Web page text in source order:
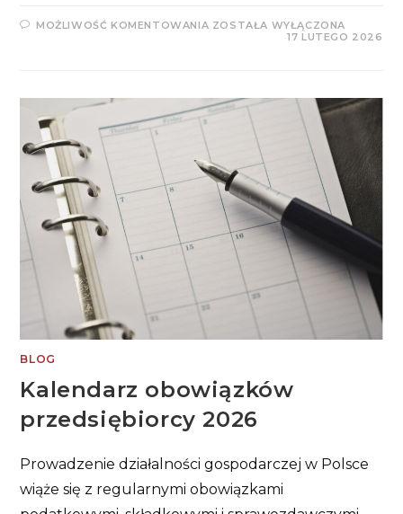
MOŻLIWOŚĆ KOMENTOWANIA ROZLICZENIA
ZAGRANICZNE
CO
WARTO
WIEDZIEĆ?
ZOSTAŁA WYŁĄCZONA
17 LUTEGO 2026
BLOG
Kalendarz obowiązków
przedsiębiorcy 2026
Prowadzenie działalności gospodarczej w Polsce
wiąże się z regularnymi obowiązkami